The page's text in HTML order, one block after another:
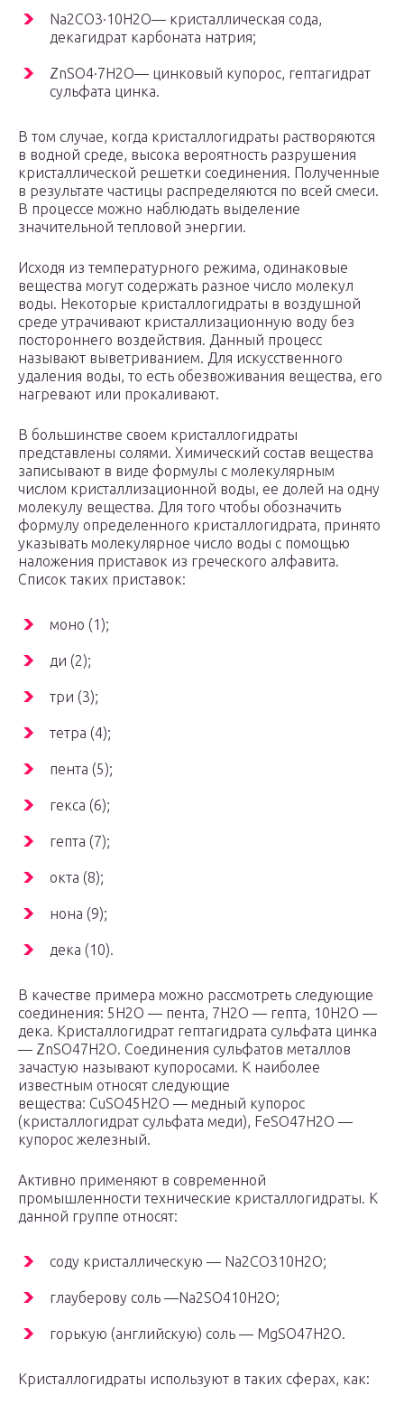
Na2CO3·10H2O— кристаллическая сода,
декагидрат карбоната натрия;
ZnSO4·7H2O— цинковый купорос, гептагидрат
сульфата цинка.
В том случае, когда кристаллогидраты растворяются
в водной среде, высока вероятность разрушения
кристаллической решетки соединения. Полученные
в результате частицы распределяются по всей смеси.
В процессе можно наблюдать выделение
значительной тепловой энергии.
Исходя из температурного режима, одинаковые
вещества могут содержать разное число молекул
воды. Некоторые кристаллогидраты в воздушной
среде утрачивают кристаллизационную воду без
постороннего воздействия. Данный процесс
называют выветриванием. Для искусственного
удаления воды, то есть обезвоживания вещества, его
нагревают или прокаливают.
В большинстве своем кристаллогидраты
представлены солями. Химический состав вещества
записывают в виде формулы с молекулярным
числом кристаллизационной воды, ее долей на одну
молекулу вещества. Для того чтобы обозначить
формулу определенного кристаллогидрата, принято
указывать молекулярное число воды с помощью
наложения приставок из греческого алфавита.
Список таких приставок:
моно (1);
ди (2);
три (3);
тетра (4);
пента (5);
гекса (6);
гепта (7);
окта (8);
нона (9);
дека (10).
В качестве примера можно рассмотреть следующие
соединения: 5Н2O — пента, 7Н2O — гепта, 10H2O —
дека. Кристаллогидрат гептагидрата сульфата цинка
— ZnSO47H2O. Соединения сульфатов металлов
зачастую называют купоросами. К наиболее
известным относят следующие
вещества: CuSO45H2O — медный купорос
(кристаллогидрат сульфата меди), FeSO47H2O —
купорос железный.
Активно применяют в современной
промышленности технические кристаллогидраты. К
данной группе относят:
соду кристаллическую — Na2CO310H2O;
глауберову соль —Na2SO410H2O;
горькую (английскую) соль — MgSO47H2O.
Кристаллогидраты используют в таких сферах, как: